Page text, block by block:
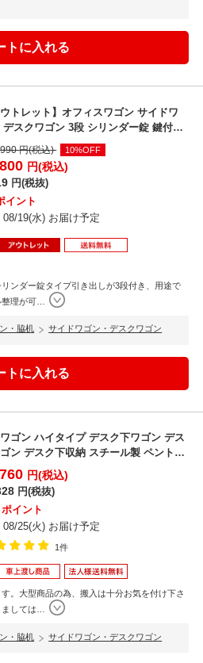
ウトレット】オフィスワゴン サイドワ
デスクワゴン 3段 シリンダー錠 鍵付き
円(税込) 10%OFF
円(税込)
円(税抜)
イント
08/19(水) お届け予定
ンダー錠タイプ引き出しが3段付き、用途で
理が可…
・脇机 サイドワゴン・デスクワゴン
ゴン ハイタイプ デスク下ワゴン デス
ン デスク下収納 スチール製 ペントレ
幅3...
円(税込)
円(税抜)
ポイント
08/25(火) お届け予定
1件
。大型商品の為、搬入は十分お気を付け下さ
しては…
・脇机 サイドワゴン・デスクワゴン